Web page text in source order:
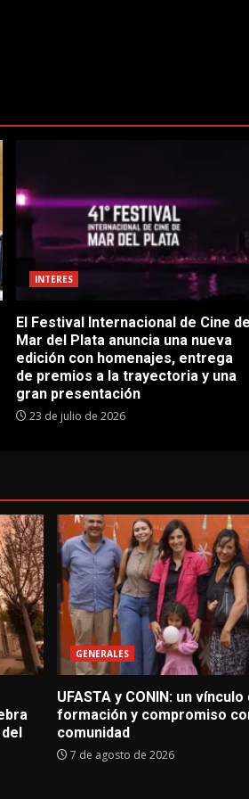
INTERES
El Festival Internacional de Cine
Mar del Plata anuncia una nueva
edición con homenajes, entrega
de premios a la trayectoria y una
gran presentación
23 de julio de 2026
GENERALES
UFASTA y CONIN: un
formación y compromiso
comunidad
7 de agosto de 2026